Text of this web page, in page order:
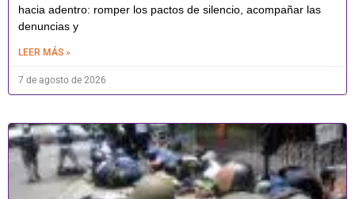
hacia adentro: romper los pactos de silencio, acompañar las
denuncias y
LEER MÁS »
7 de agosto de 2026